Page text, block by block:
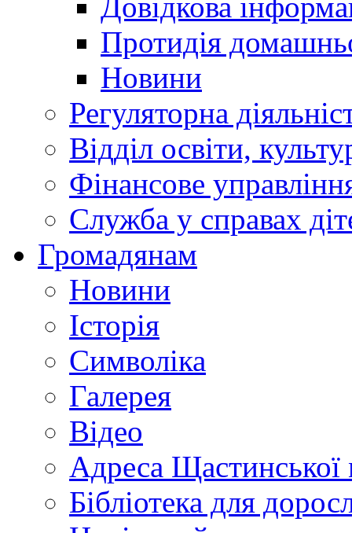
Протидія
Новини
Регуляторна
Відділ освіти,
Фінансове
Служба у справах
Громадянам
Новини
Історія
Символіка
Галерея
Відео
Адреса Щастинської
Бібліотека для